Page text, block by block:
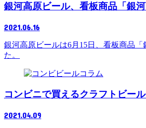
銀河高原ビール、看板商品「銀
2021.06.16
銀河高原ビールは6月15日、看板商品
た。
コラム
コンビニで買えるクラフトビー
2021.04.09